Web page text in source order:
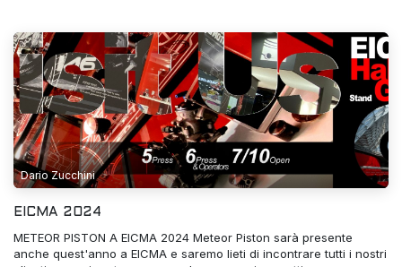
Dario Zucchini
EICMA 2024
METEOR PISTON A EICMA 2024 Meteor Piston sarà presente
anche quest'anno a EICMA e saremo lieti di incontrare tutti i nostri